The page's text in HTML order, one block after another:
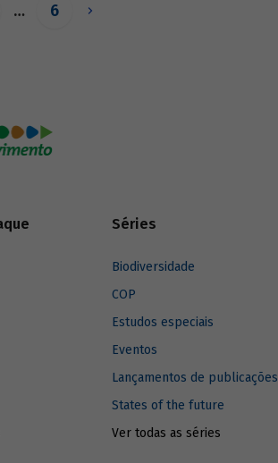
… 6
Séries
Biodiversidade
COP
Estudos especiais
Eventos
Lançamentos de publicações
States of the future
Ver todas as séries